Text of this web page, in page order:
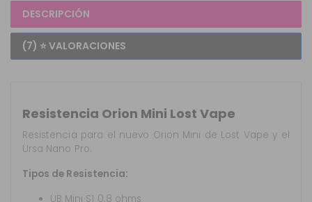
DESCRIPCIÓN
(7) ⭐ VALORACIONES
Resistencia Orion Mini Lost Vape
Resistencia para el nuevo Orion Mini de Lost Vape y el
Ursa Nano Pro.
Tipos de Resistencia:
UB Mini S1 0.8 ohms